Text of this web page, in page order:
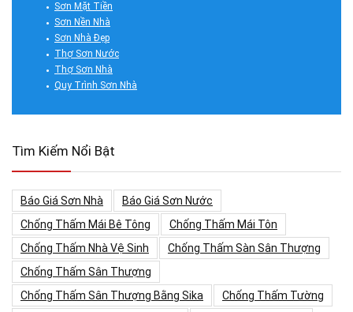
Sơn Mặt Tiền
Sơn Nền Nhà
Sơn Nhà Đẹp
Thợ Sơn Nước
Thợ Sơn Nhà
Quy Trình Sơn Nhà
Tìm Kiếm Nổi Bật
Báo Giá Sơn Nhà
Báo Giá Sơn Nước
Chống Thấm Mái Bê Tông
Chống Thấm Mái Tôn
Chống Thấm Nhà Vệ Sinh
Chống Thấm Sàn Sân Thượng
Chống Thấm Sân Thượng
Chống Thấm Sân Thượng Bằng Sika
Chống Thấm Tường